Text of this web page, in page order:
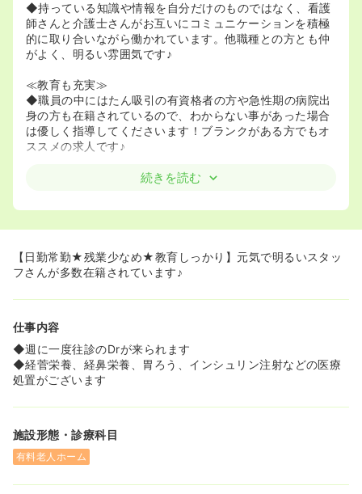
◆持っている知識や情報を自分だけのものではなく、看護
師さんと介護士さんがお互いにコミュニケーションを積極
的に取り合いながら働かれています。他職種との方とも仲
がよく、明るい雰囲気です♪
≪教育も充実≫
◆職員の中にはたん吸引の有資格者の方や急性期の病院出
身の方も在籍されているので、わからない事があった場合
は優しく指導してくださいます！ブランクがある方でもオ
ススメの求人です♪
続きを読む
【日勤常勤★残業少なめ★教育しっかり】元気で明るいスタッ
フさんが多数在籍されています♪
仕事内容
◆週に一度往診のDrが来られます
◆経菅栄養、経鼻栄養、胃ろう、インシュリン注射などの医療
処置がございます
施設形態・診療科目
有料老人ホーム